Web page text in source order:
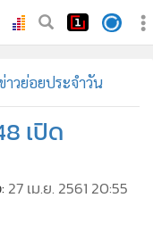
วย่อยประจำวัน
เปิด
27 เม.ย. 2561 20:55